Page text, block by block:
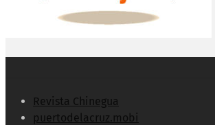
Revista Chinegua
puertodelacruz.mobi